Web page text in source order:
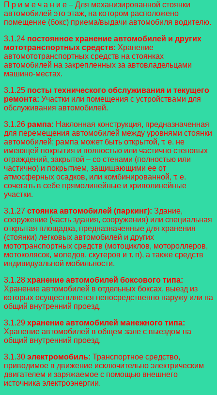
П р и м е ч а н и е – Для механизированной стоянки
автомобилей это этаж, на котором расположено
помещение (бокс) приема/выдачи автомобиля водителю.
3.1.24 постоянное хранение автомобилей и других
мототранспортных средств: Хранение
автомототранспортных средств на стоянках
автомобилей на закрепленных за автовладельцами
машино-местах.
3.1.25 посты технического обслуживания и текущего
ремонта: Участки или помещения с устройствами для
обслуживания автомобилей.
3.1.26 рампа: Наклонная конструкция, предназначенная
для перемещения автомобилей между уровнями стоянки
автомобилей; рампа может быть открытой, т. е. не
имеющей покрытия и полностью или частично стеновых
ограждений, закрытой – со стенами (полностью или
частично) и покрытием, защищающими ее от
атмосферных осадков, или комбинированной, т. е.
сочетать в себе прямолинейные и криволинейные
участки.
3.1.27 стоянка автомобилей (паркинг): Здание,
сооружение (часть здания, сооружения) или специальная
открытая площадка, предназначенные для хранения
(стоянки) легковых автомобилей и других
мототранспортных средств (мотоциклов, мотороллеров,
мотоколясок, мопедов, скутеров и т. п), а также средств
индивидуальной мобильности.
3.1.28 хранение автомобилей боксового типа:
Хранение автомобилей в отдельных боксах, выезд из
которых осуществляется непосредственно наружу или на
общий внутренний проезд.
3.1.29 хранение автомобилей манежного типа:
Хранение автомобилей в общем зале с выездом на
общий внутренний проезд.
3.1.30 электромобиль: Транспортное средство,
приводимое в движение исключительно электрическим
двигателем и заряжаемое с помощью внешнего
источника электроэнергии.